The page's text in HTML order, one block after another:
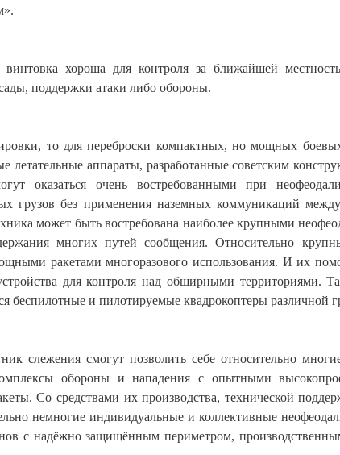
винтовка хороша для контроля за ближайшей
поддержки атаки либо обороны.
то для переброски компактных, но мощных
летательные аппараты, разработанные советским
оказаться очень востребованными при
грузов без применения наземных коммуникаций
может быть востребована наиболее крупными
многих путей сообщения. Относительно
ракетами многоразового использования. И их
для контроля над обширными территориями.
беспилотные и пилотируемые квадрокоптеры различной
слежения смогут позволить себе относительно
обороны и нападения с опытными
Со средствами их производства, технической
немногие индивидуальные и коллективные
с надёжно защищённым периметром,